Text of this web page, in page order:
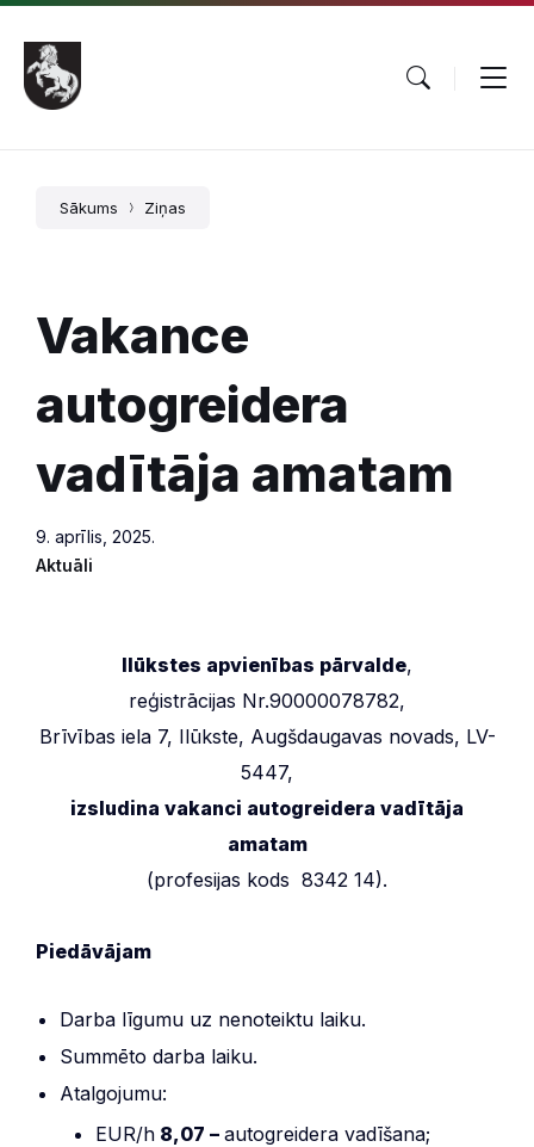
Pāriet
saturu
Skip
main
navigation
Skip
footer
Sākums Ziņas
Vakance
autogreidera
vadītāja amatam
9. aprīlis, 2025.
Aktuāli
Ilūkstes apvienības pārvalde,
reģistrācijas Nr.90000078782,
Brīvības iela 7, Ilūkste, Augšdaugavas novads, LV-
5447,
izsludina vakanci autogreidera vadītāja
amatam
(profesijas kods 8342 14).
Piedāvājam
Darba līgumu uz nenoteiktu laiku.
Summēto darba laiku.
Atalgojumu:
EUR/h 8,07 – autogreidera vadīšana;